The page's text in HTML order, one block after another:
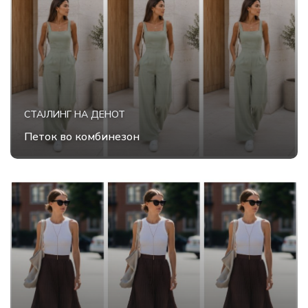
СТАЈЛИНГ НА ДЕНОТ
Петок во комбинезон